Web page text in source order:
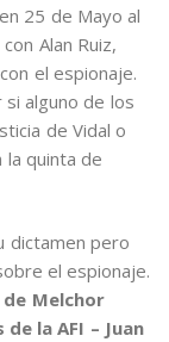
25 de Mayo al
Alan Ruiz,
el espionaje.
alguno de los
de Vidal o
la quinta de
dictamen pero
el espionaje.
de Melchor
la AFI – Juan